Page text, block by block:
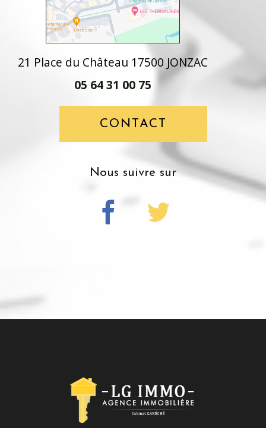
21 Place du Château 17500 JONZAC
05 64 31 00 75
CONTACT
nous suivre sur